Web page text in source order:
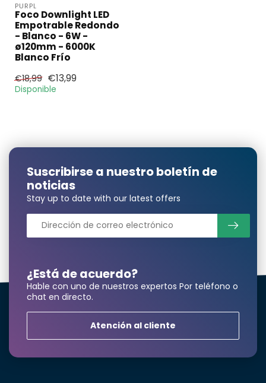
PURPL
Foco Downlight LED
Empotrable Redondo
- Blanco - 6W -
ø120mm - 6000K
Blanco Frío
€18,99 €13,99
Disponible
Nombre y apellidos*
correo electrónico*
Número de teléfono*
¿Está de acuerdo?
Hable con uno de nuestros expertos Por teléfono o
chat en directo.
Atención al cliente
Suscribirse a nuestro boletín de
noticias
Stay up to date with our latest offers